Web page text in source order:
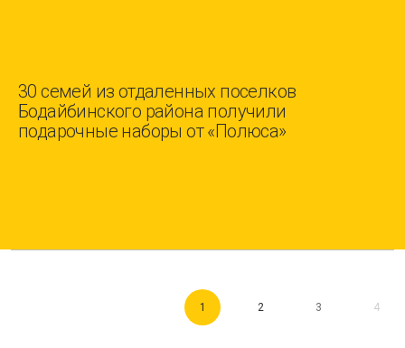
30 семей из отдаленных поселков
Бодайбинского района получили
подарочные наборы от «Полюса»
1 2 3 4